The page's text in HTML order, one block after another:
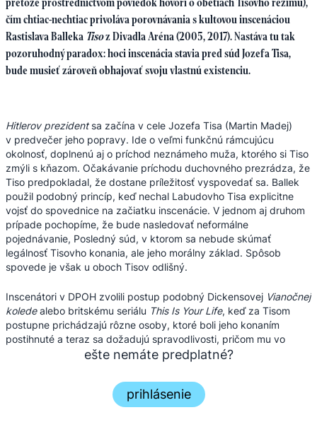
čím chtiac-nechtiac privoláva porovnávania s kultovou inscenáciou
Rastislava Balleka Tisoz Divadla Aréna (2005, 2017). Nastáva tu tak
pozoruhodný paradox: hoci inscenácia stavia pred súd Jozefa Tisa,
bude musieť zároveň obhajovať svoju vlastnú existenciu.
Hitlerov prezidentsa začína v cele Jozefa Tisa (Martin Madej)
v predvečer jeho popravy. Ide o veľmi funkčnú rámcujúcu
okolnosť, doplnenú aj o príchod neznámeho muža, ktorého si Tiso
zmýli s kňazom. Očakávanie príchodu duchovného prezrádza, že
Tiso predpokladal, že dostane príležitosť vyspovedať sa. Ballek
použil podobný princíp, keď nechal Labudovho Tisa explicitne
vojsť do spovednice na začiatku inscenácie. V jednom aj druhom
prípade pochopíme, že bude nasledovať neformálne
pojednávanie, Posledný súd, v ktorom sa nebude skúmať
legálnosť Tisovho konania, ale jeho morálny základ. Spôsob
spovede je však u oboch Tisov odlišný.
Inscenátori v DPOH zvolili postup podobný Dickensovej Vianočnej
koledealebo britskému seriálu This Is Your Life, keď za Tisom
postupne prichádzajú rôzne osoby, ktoré boli jeho konaním
postihnuté a teraz sa dožadujú spravodlivosti, pričom mu vo
forme monológov prezrádzajú svoj životný ...
ešte nemáte predplatné?
prihlásenie